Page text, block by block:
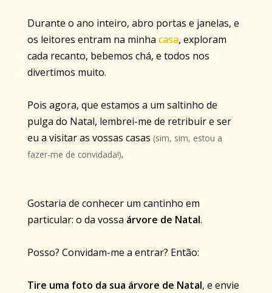
Durante o ano inteiro, abro portas e janelas, e
os leitores entram na minha casa, exploram
cada recanto, bebemos chá, e todos nos
divertimos muito.
Pois agora, que estamos a um saltinho de
pulga do Natal, lembrei-me de retribuir e ser
eu a visitar as vossas casas (sim, sim, estou a
fazer-me de convidada!).
Gostaria de conhecer um cantinho em
particular: o da vossa árvore de Natal.
Posso? Convidam-me a entrar? Então:
Tire uma foto da sua árvore de Natal, e envie